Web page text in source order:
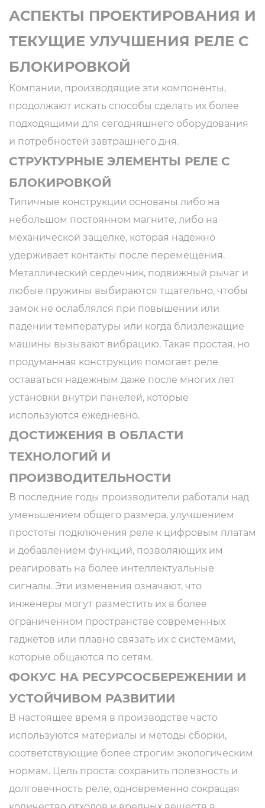
АСПЕКТЫ ПРОЕКТИРОВАНИЯ И
ТЕКУЩИЕ УЛУЧШЕНИЯ РЕЛЕ С
БЛОКИРОВКОЙ
Компании, производящие эти компоненты,
продолжают искать способы сделать их более
подходящими для сегодняшнего оборудования
и потребностей завтрашнего дня.
СТРУКТУРНЫЕ ЭЛЕМЕНТЫ РЕЛЕ С
БЛОКИРОВКОЙ
Типичные конструкции основаны либо на
небольшом постоянном магните, либо на
механической защелке, которая надежно
удерживает контакты после перемещения.
Металлический сердечник, подвижный рычаг и
любые пружины выбираются тщательно, чтобы
замок не ослаблялся при повышении или
падении температуры или когда близлежащие
машины вызывают вибрацию. Такая простая, но
продуманная конструкция помогает реле
оставаться надежным даже после многих лет
установки внутри панелей, которые
используются ежедневно.
ДОСТИЖЕНИЯ В ОБЛАСТИ
ТЕХНОЛОГИЙ И
ПРОИЗВОДИТЕЛЬНОСТИ
В последние годы производители работали над
уменьшением общего размера, улучшением
простоты подключения реле к цифровым платам
и добавлением функций, позволяющих им
реагировать на более интеллектуальные
сигналы. Эти изменения означают, что
инженеры могут разместить их в более
ограниченном пространстве современных
гаджетов или плавно связать их с системами,
которые общаются по сетям.
ФОКУС НА РЕСУРСОСБЕРЕЖЕНИИ И
УСТОЙЧИВОМ РАЗВИТИИ
В настоящее время в производстве часто
используются материалы и методы сборки,
соответствующие более строгим экологическим
нормам. Цель проста: сохранить полезность и
долговечность реле, одновременно сокращая